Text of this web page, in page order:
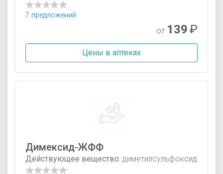
7 предложений
от 139₽
Цены в аптеках
Димексид-ЖФФ
Действующее вещество: диметилсульфоксид